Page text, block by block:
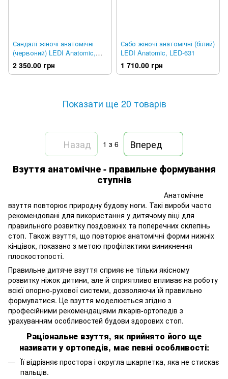
Сандалі жіночі анатомічні
(червоний) LEDI Anatomic,
LED-435
2 350.00 грн
Сабо жіночі анатомічні (білий)
LEDI Anatomic, LED-631
1 710.00 грн
Показати ще 20 товарів
Назад 1 з 6
Вперед
Взуття анатомічне - правильне формування
ступнів
Анатомічне
взуття повторює природну будову ноги. Такі вироби часто
рекомендовані для використання у дитячому віці для
правильного розвитку поздовжніх та поперечних склепінь
стоп. Також взуття, що повторює анатомічні форми нижніх
кінцівок, показано з метою профілактики виникнення
плоскостопості.
Правильне дитяче взуття сприяє не тільки якісному
розвитку ніжок дитини, але й сприятливо впливає на роботу
всієї опорно-рухової системи, дозволяючи їй правильно
формуватися. Це взуття моделюється згідно з
професійними рекомендаціями лікарів-ортопедів з
урахуванням особливостей будови здорових стоп.
Раціональне взуття, як прийнято його ще
називати у ортопедів, має певні особливості:
Її відрізняє простора і округла шкарпетка, яка не стискає
пальців.